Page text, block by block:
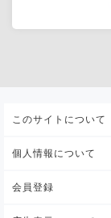
このサイトについて
個人情報について
会員登録